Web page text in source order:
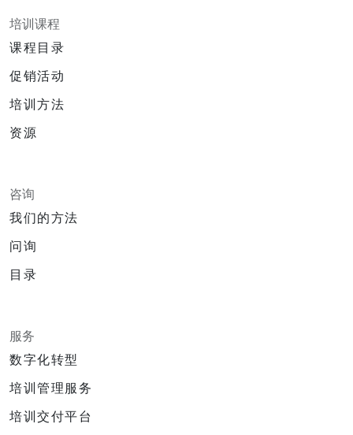
培训课程
课程目录
促销活动
培训方法
资源
咨询
我们的方法
问询
目录
服务
数字化转型
培训管理服务
培训交付平台